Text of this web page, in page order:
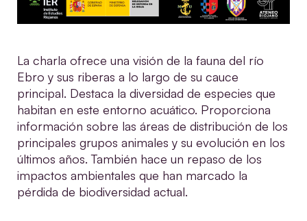
La charla ofrece una visión de la fauna del río
Ebro y sus riberas a lo largo de su cauce
principal. Destaca la diversidad de especies que
habitan en este entorno acuático. Proporciona
información sobre las áreas de distribución de los
principales grupos animales y su evolución en los
últimos años. También hace un repaso de los
impactos ambientales que han marcado la
pérdida de biodiversidad actual.